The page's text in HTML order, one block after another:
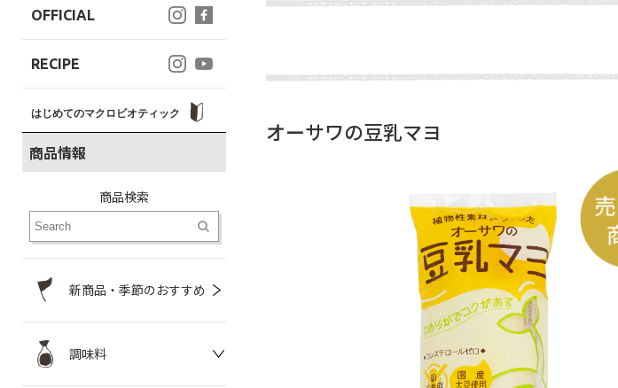
OFFICIAL
RECIPE
はじめてのマクロビオティック
商品情報
商品検索
新商品・季節のおすすめ
調味料
オーサワの豆乳マヨ